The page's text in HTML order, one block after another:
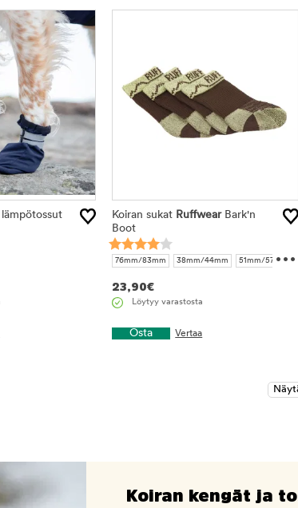
Koiran sukat RuffwearBark'n
Boot
76mm/83mm 38mm/44mm
51mm/57mm
...
23,90€
Löytyy varastosta
Osta Vertaa
Koiran kengät ja